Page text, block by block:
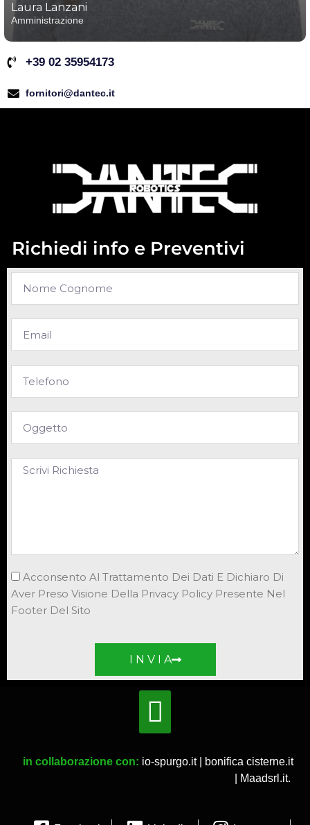
Laura Lanzani
Amministrazione
+39 02 35954173
fornitori@dantec.it
Richiedi info e Preventivi
Acconsento Al Trattamento Dei Dati E Dichiaro Di
Aver Preso Visione Della Privacy Policy Presente Nel
Footer Del Sito
I N V I A
in collaborazione con: io-spurgo.it|
bonifica cisterne.it
Maadsrl.it.